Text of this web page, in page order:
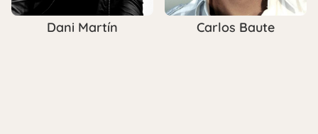
Dani Martín Carlos Baute